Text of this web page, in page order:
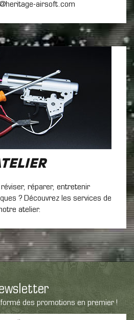
airsoft.com
réparer, entretenir
? Découvrez les services de
atelier.
des promotions en premier !